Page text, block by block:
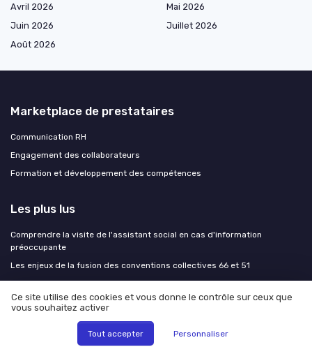
Avril 2026
Mai 2026
Juin 2026
Juillet 2026
Août 2026
Marketplace de prestataires
Communication RH
Engagement des collaborateurs
Formation et développement des compétences
Les plus lus
Comprendre la visite de l'assistant social en cas d'information
préoccupante
Les enjeux de la fusion des conventions collectives 66 et 51
Edocperso mon compte : tout ce que vous devez savoir
La transition professionnelle de Thierry Dusautoir : un exemple inspirant
Les 100 questions essentielles pour le comité social et économique
Ce site utilise des cookies et vous donne le contrôle sur ceux que
vous souhaitez activer
Tout accepter Personnaliser